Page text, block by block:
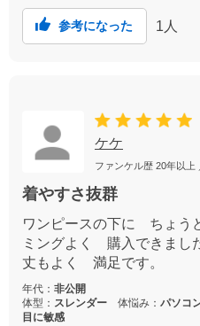
参考になった 1 人
ケケ
ファンケル歴 20年以上
着やすさ抜群
ワンピースの下に ちょう
ミングよく 購入でき
丈もよく 満足です。
年代： 非公開
体型： スレンダー 体悩み： パソコ
目に敏感